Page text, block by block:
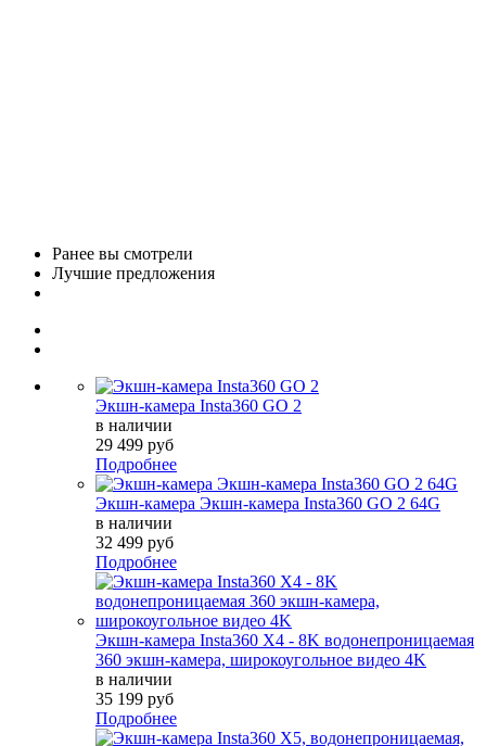
Ранее вы смотрели
Лучшие предложения
Экшн-камера Insta360 GO 2
в наличии
29 499 руб
Подробнее
Экшн-камера Экшн-камера Insta360 GO 2 64G
в наличии
32 499 руб
Подробнее
Экшн-камера Insta360 X4 - 8K водонепроницаемая
360 экшн-камера, широкоугольное видео 4K
в наличии
35 199 руб
Подробнее